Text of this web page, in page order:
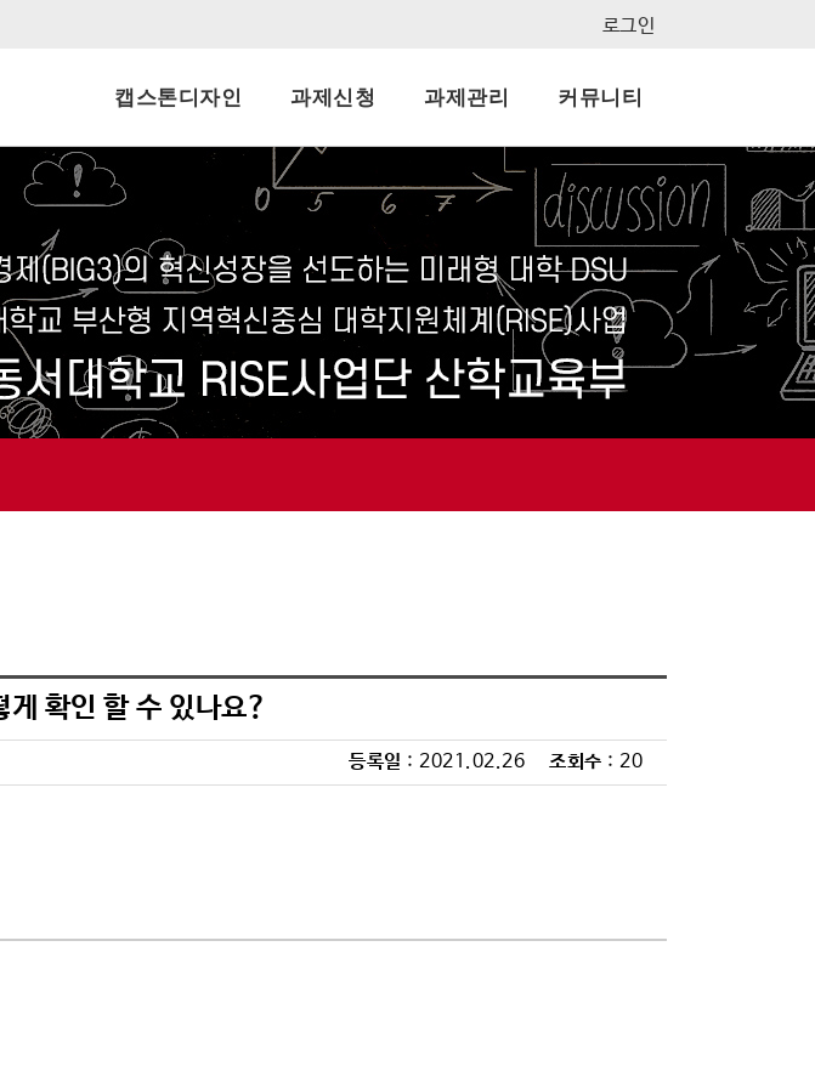
로그인
캡스톤디자인 과제신청 과제관리
결과보고서
커뮤니티
공지사항 자료실 FAQ
확인 할 수 있나요?
등록일 : 2021.02.26 조회수 : 20